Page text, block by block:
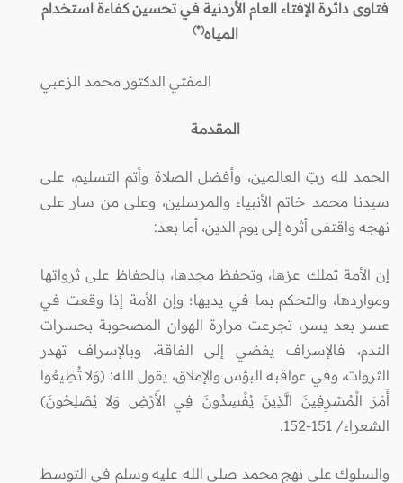
فتاوى دائرة الإفتاء العام الأردنية في تحسين كفاءة استخدام
المياه(*)
المفتي الدكتور محمد الزعبي
المقدمة
الحمد لله ربّ العالمين، وأفضل الصلاة وأتم التسليم، على
سيدنا محمد خاتم الأنبياء والمرسلين، وعلى من سار على
نهجه واقتفى أثره إلى يوم الدين، أما بعد:
إن الأمة تملك عزها، وتحفظ مجدها، بالحفاظ على ثرواتها
ومواردها، والتحكم بما في يديها؛ وإن الأمة إذا وقعت في
عسر بعد يسر، تجرعت مرارة الهوان المصحوبة بحسرات
الندم، فالإسراف يفضي إلى الفاقة، وبالإسراف تهدر
الثروات، وفي عواقبه البؤس والإملاق، يقول الله: (وَلا تُطِيعُوا
أَمْرَ الْمُسْرِفِينَ الَّذِينَ يُفْسِدُونَ فِي الأَرْضِ وَلا يُصْلِحُونَ)
الشعراء/ 151-152.
والسلوك على نهج محمد صلى الله عليه وسلم في التوسط